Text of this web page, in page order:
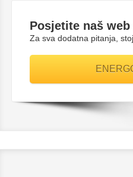
Posjetite naš
Za sva dodatna pitanja,